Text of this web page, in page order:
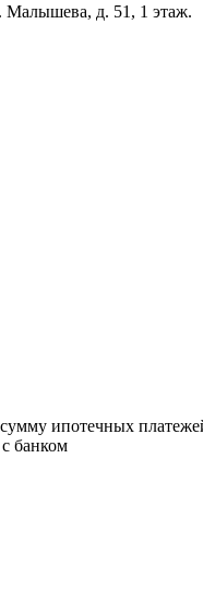
Малышева, д. 51, 1 этаж.
ипотечных
банком